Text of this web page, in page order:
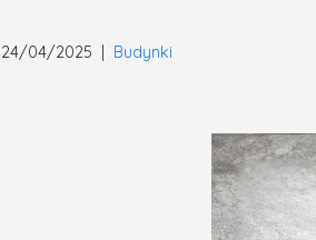
24/04/2025 Budynki